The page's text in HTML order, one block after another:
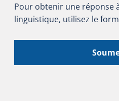
Pour obtenir une réponse
linguistique, utilisez le